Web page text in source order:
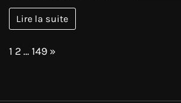
Lire la suite
Page:
1 2…149 Next
»